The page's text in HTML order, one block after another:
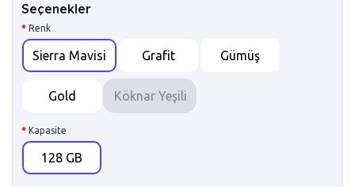
Seçenekler
Renk
Sierra Mavisi Grafit Gümüş
Gold Köknar Yeşili
Kapasite
128 GB